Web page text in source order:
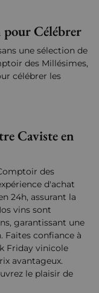
pour Célébrer
une sélection de
des Millésimes,
célébrer les
Caviste en
des
d'achat
24h, assurant la
vins sont
garantissant une
Faites confiance à
Friday vinicole
avantageux.
le plaisir de